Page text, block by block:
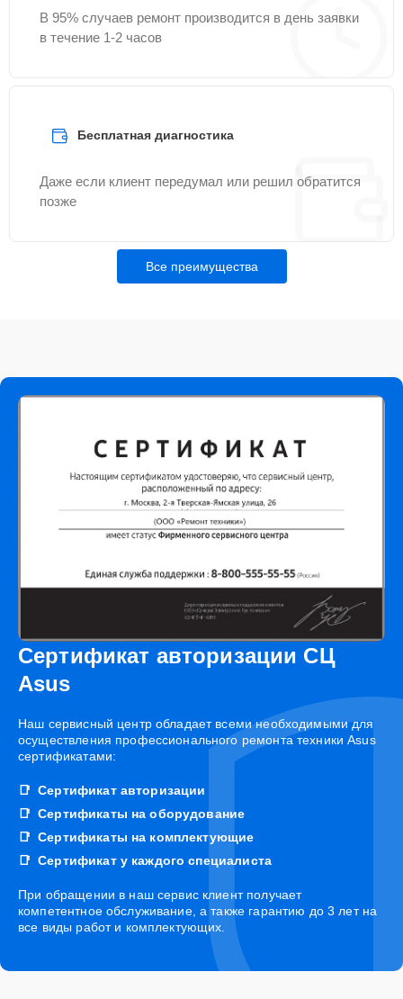
В 95% случаев ремонт производится в день заявки
в течение 1-2 часов
Бесплатная диагностика
Даже если клиент передумал или решил обратится
позже
Все преимущества
Сертификат авторизации СЦ
Asus
Наш сервисный центр обладает всеми необходимыми для
осуществления профессионального ремонта техники Asus
сертификатами:
Сертификат авторизации
Сертификаты на оборудование
Сертификаты на комплектующие
Сертификат у каждого специалиста
При обращении в наш сервис клиент получает
компетентное обслуживание, а также гарантию до 3 лет на
все виды работ и комплектующих.